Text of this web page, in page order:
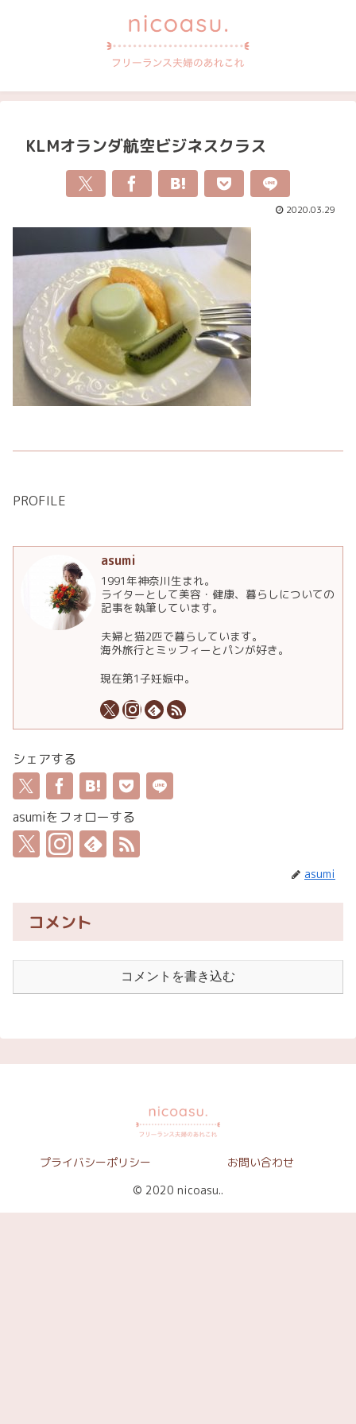
KLMオランダ航空ビジネスクラス
2020.03.29
PROFILE
asumi
1991年神奈川生まれ。
ライターとして美容・健康、暮らしについての
記事を執筆しています。
夫婦と猫2匹で暮らしています。
海外旅行とミッフィーとパンが好き。
現在第1子妊娠中。
シェアする
asumiをフォローする
asumi
コメント
コメントを書き込む
プライバシーポリシー
お問い合わせ
© 2020 nicoasu..